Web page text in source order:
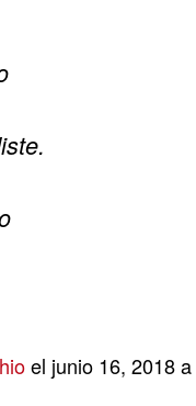
el junio 16, 2018